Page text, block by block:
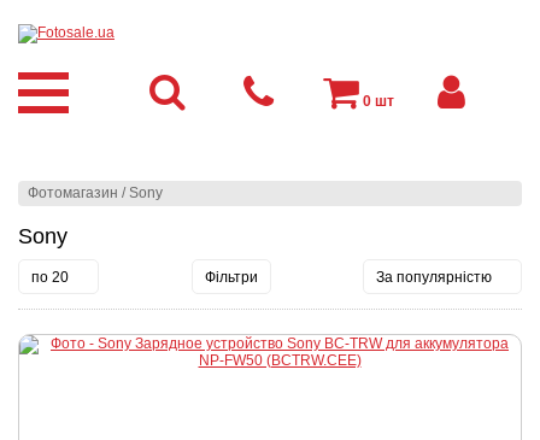
Фотомагазин /Sony
Sony
по 20 Фільтри За популярністю
0 шт